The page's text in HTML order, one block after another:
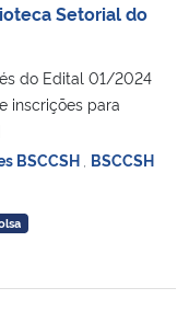
Setorial do
do Edital 01/2024
inscrições para
BSCCSH BSCCSH